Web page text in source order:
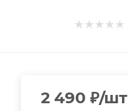
2 490 ₽/шт